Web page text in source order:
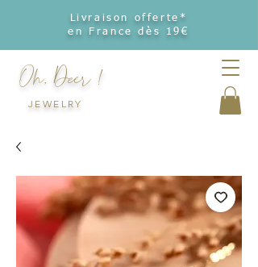
Livraison offerte*
en France dès 19€
Oh, Deer !
JEWELRY